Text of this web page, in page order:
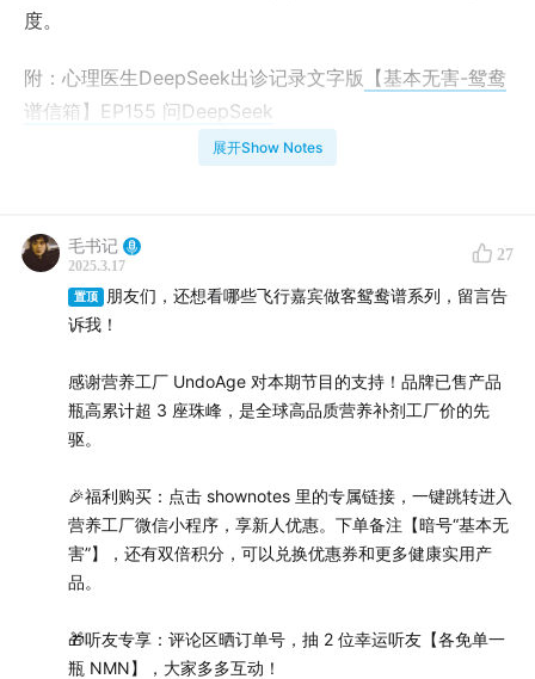
度。
附：心理医生DeepSeek出诊记录文字版 【基本无害-鸳鸯
谱信箱】EP155 问DeepSeek
UndoAge」对本期节目的支持！
营养工厂是国内专业营养补剂品牌，
补剂。
定价透明，品质保障
营养工厂绝大多数产品价格都在两位数（一个月的量），
比如鱼油、辅酶 Q10，风靡欧美的天价抗衰成分 NMN 居
然能打到一个月 75 元！让有需求的朋友轻松实现补剂自
由。不仅性价比超高，他们还敢直接把成本写出来，产品
检测报告也会在小程序里公开展示，让大家用得安心！
展开Show Notes
毛书记
2025.3.17
27
置顶
朋友们，还想看哪些飞行嘉宾做客鸳鸯谱系列，留言告
诉我！
感谢营养工厂 UndoAge 对本期节目的支持！品牌已售产品
瓶高累计超 3 座珠峰，是全球高品质营养补剂工厂价的先
驱。
🎉福利购买：点击 shownotes 里的专属链接，一键跳转进入
营养工厂微信小程序，享新人优惠。下单备注【暗号“基本无
害”】，还有双倍积分，可以兑换优惠券和更多健康实用产
品。
🎁听友专享：评论区晒订单号，抽 2 位幸运听友【各免单一
瓶 NMN】，大家多多互动！